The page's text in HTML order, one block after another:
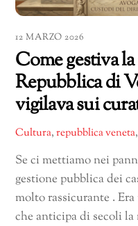
12 MARZO 2026
Come gestiva
Repubblica di
vigilava sui
Cultura,repubblica veneta
Se ci mettiamo nei
gestione pubblica dei
molto rassicurante .
che anticipa di secoli la